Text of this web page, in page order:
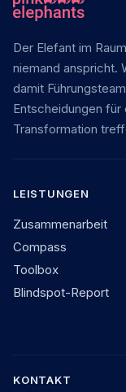
Der Elefant im
niemand anspricht.
damit
Entscheidungen
Transformation
LEISTUNGEN
Zusammenarbeit
Compass
Toolbox
Blindspot-Report
KONTAKT